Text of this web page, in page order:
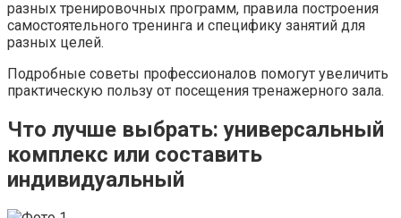
разных тренировочных программ, правила построения
самостоятельного тренинга и специфику занятий для
разных целей.
Подробные советы профессионалов помогут увеличить
практическую пользу от посещения тренажерного зала.
Что лучше выбрать: универсальный
комплекс или составить
индивидуальный